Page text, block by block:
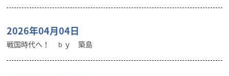
2026年04月04日
戦国時代へ！ ｂｙ 築島